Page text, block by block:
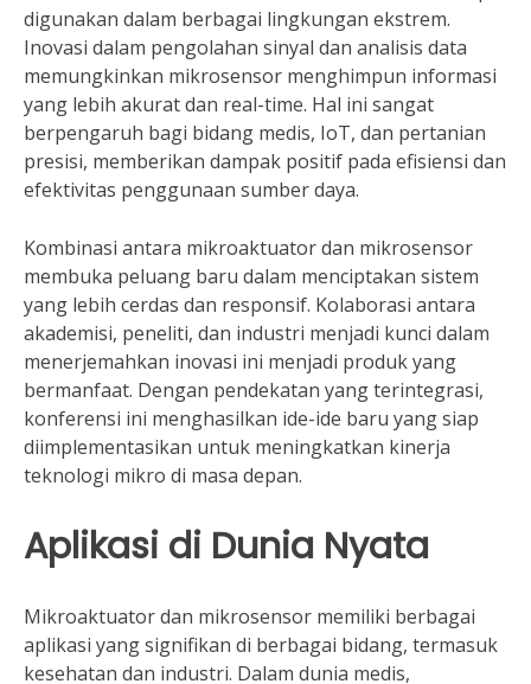
digunakan dalam berbagai lingkungan ekstrem.
Inovasi dalam pengolahan sinyal dan analisis data
memungkinkan mikrosensor menghimpun informasi
yang lebih akurat dan real-time. Hal ini sangat
berpengaruh bagi bidang medis, IoT, dan pertanian
presisi, memberikan dampak positif pada efisiensi dan
efektivitas penggunaan sumber daya.
Kombinasi antara mikroaktuator dan mikrosensor
membuka peluang baru dalam menciptakan sistem
yang lebih cerdas dan responsif. Kolaborasi antara
akademisi, peneliti, dan industri menjadi kunci dalam
menerjemahkan inovasi ini menjadi produk yang
bermanfaat. Dengan pendekatan yang terintegrasi,
konferensi ini menghasilkan ide-ide baru yang siap
diimplementasikan untuk meningkatkan kinerja
teknologi mikro di masa depan.
Aplikasi di Dunia Nyata
Mikroaktuator dan mikrosensor memiliki berbagai
aplikasi yang signifikan di berbagai bidang, termasuk
kesehatan dan industri. Dalam dunia medis,